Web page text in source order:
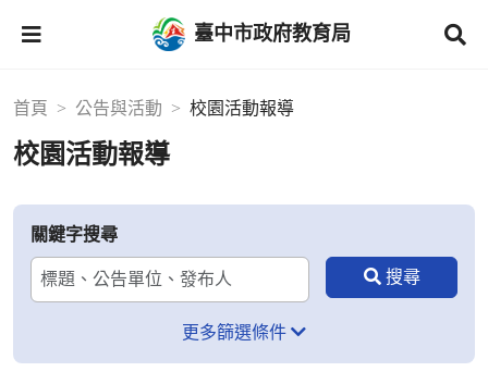
臺中市政府教育局
首頁 公告與活動 校園活動報導
校園活動報導
關鍵字搜尋
更多篩選條件